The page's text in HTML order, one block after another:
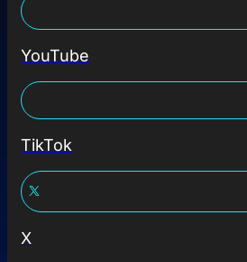
YouTube
TikTok
X